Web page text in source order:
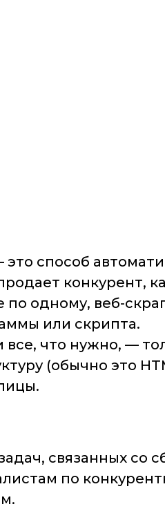
способ
конкурент,
одному, веб-
или скрипта.
что нужно, —
(обычно это
связанных со
по